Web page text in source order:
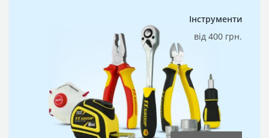
Інструменти
від 400 грн.